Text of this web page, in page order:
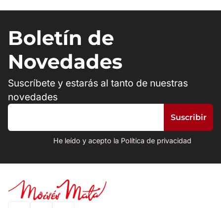
Boletín de
Novedades
Suscríbete y estarás al tanto de nuestras
novedades
He leído y acepto la Política de privacidad